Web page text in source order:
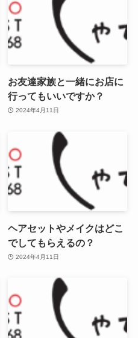
お友達家族と一緒にお店に
行ってもいいですか？
2024年4月11日
ヘアセットやメイクはどこ
でしてもらえるの？
2024年4月11日